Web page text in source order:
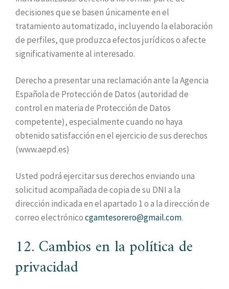
decisiones que se basen únicamente en el
tratamiento automatizado, incluyendo la elaboración
de perfiles, que produzca efectos jurídicos o afecte
significativamente al interesado.
Derecho a presentar una reclamación ante la Agencia
Española de Protección de Datos (autoridad de
control en materia de Protección de Datos
competente), especialmente cuando no haya
obtenido satisfacción en el ejercicio de sus derechos
(www.aepd.es)
Usted podrá ejercitar sus derechos enviando una
solicitud acompañada de copia de su DNI a la
dirección indicada en el apartado 1 o a la dirección de
correo electrónicocgamtesorero@gmail.com.
12. Cambios en la política de
privacidad